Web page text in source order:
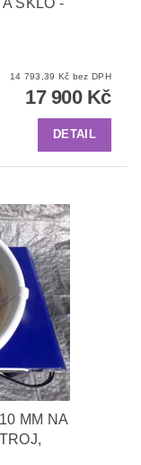
14 793,39 Kč bez DPH
17 900 Kč
DETAIL
MM NA